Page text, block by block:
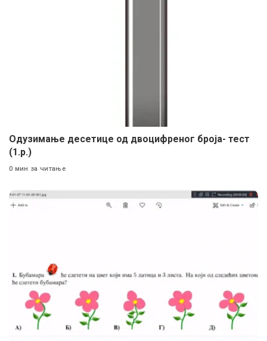
Одузимање десетице од двоцифреног броја- тест
(1.р.)
0 мин за читање